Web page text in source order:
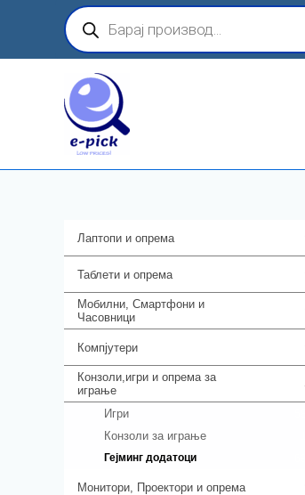
content
Products
search
Лаптопи и опрема
Таблети и опрема
Мобилни, Смартфони и
Часовници
Компјутери
Конзоли,игри и опрема за
играње
Игри
Конзоли за играње
Гејминг додатоци
Монитори, Проектори и опрема